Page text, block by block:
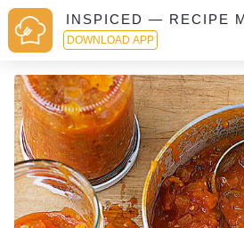
INSPICED — RECIPE
DOWNLOAD APP